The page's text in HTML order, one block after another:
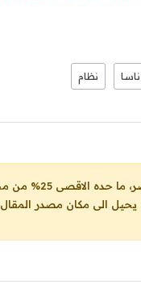
ناسا نظام
اسم المؤلف والناشر ووضع رابط
يحيل الى مكان مصدر